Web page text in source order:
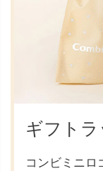
ギフト
コンビミニロ